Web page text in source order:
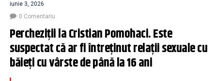
iunie 3, 2026
0 Comentariu
Percheziții la Cristian Pomohaci. Este
suspectat că ar fi întreținut relații sexuale cu
băieți cu vârste de până la 16 ani